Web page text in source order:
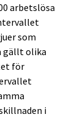
arbetslösa
som
gällt olika
för
i